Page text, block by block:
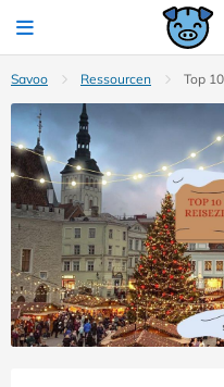
Savoo Ressourcen Top